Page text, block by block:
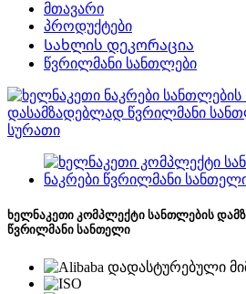
მთავარი
პროდუქტები
Სახლის დეკორაცია
წვრილმანი სანთლები
ხელნაკეთი კომპლექტი სანთლების
წვრილმანი სანთელი